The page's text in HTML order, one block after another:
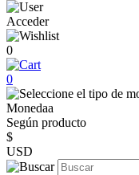
Acceder
0
0
Monedaa
Según producto
$
USD